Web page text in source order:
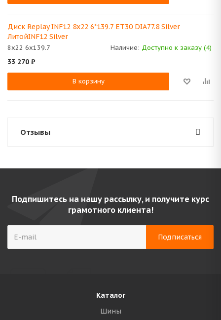
Диск Replay INF12 8x22 6*139.7 ET30 DIA77.8 Silver
ЛитойINF12 Silver
8x22 6x139.7 Наличие: Доступно к заказу (4)
33 270 ₽
В корзину
Отзывы
Подпишитесь на нашу рассылку, и получите курс
грамотного клиента!
Каталог
Шины